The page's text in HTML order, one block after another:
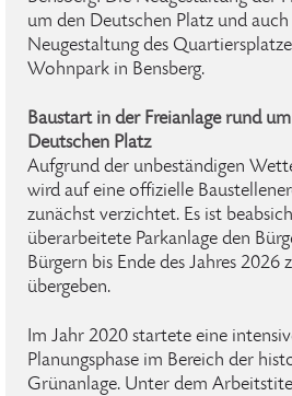
um den Deutschen Platz und
Neugestaltung des
Wohnpark in Bensberg.
Baustart in der Freianlage rund
Deutschen Platz
Aufgrund der unbeständigen
wird auf eine offizielle
zunächst verzichtet. Es ist
überarbeitete Parkanlage den
Bürgern bis Ende des Jahres 2026
übergeben.
Im Jahr 2020 startete eine
Planungsphase im Bereich der
Grünanlage. Unter dem